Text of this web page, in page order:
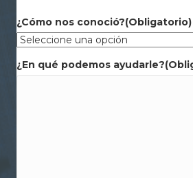
¿Cómo nos conoció?(Obligatorio)
¿En qué podemos ayudarle?